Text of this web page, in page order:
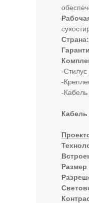
связи
E-mail:
Также,
нажав
связи
E-mail:
Также,
Для
вопрос
Страна:
-
-
-
Кабель